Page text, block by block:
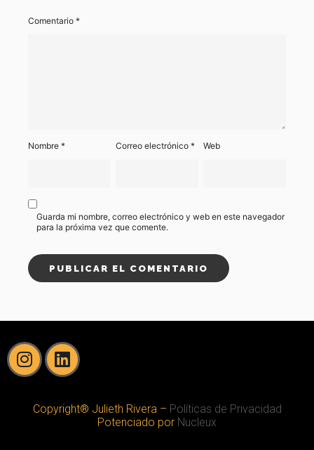
Comentario *
Nombre * Correo electrónico* Web
Guarda mi nombre, correo electrónico y web en este navegador
para la próxima vez que comente.
Copyright® Julieth Rivera – Políticas de Privacidad
Potenciado por Nucleux